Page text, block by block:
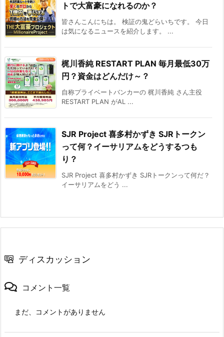
トで大富豪になれるのか？
皆さんこんにちは。 検証の鬼どらいちです。 今日
は気になるニュースを紹介します。 ...
梶川香純 RESTART PLAN 毎月最低30万
円？資金はどんだけ～？
自称プライベートバンカーの 梶川香純 さん主役
RESTART PLAN がAL ...
SJR Project 喜多村かずき SJRトークン
って何？イーサリアムをどうするつも
り？
SJR Project 喜多村かずき SJRトークンって何だ？
イーサリアムをどう ...
ディスカッション
コメント一覧
まだ、コメントがありません